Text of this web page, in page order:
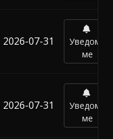
2026-07-31
Уведоми
ме
2026-07-31
Уведоми
ме